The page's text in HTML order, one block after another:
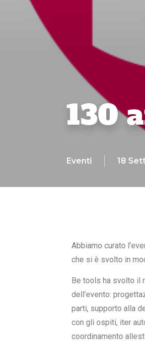
130
Eventi 18
Abbiamo curato
che si è svolto in
Be tools ha svolto il
dell’evento:
parti, supporto alla
con gli ospiti, iter
coordinamento